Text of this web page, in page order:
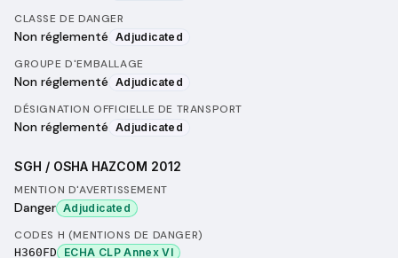
CLASSE DE DANGER
Non réglementé Adjudicated
GROUPE D'EMBALLAGE
Non réglementé Adjudicated
DÉSIGNATION OFFICIELLE DE TRANSPORT
Non réglementé Adjudicated
SGH / OSHA HAZCOM 2012
MENTION D'AVERTISSEMENT
Danger Adjudicated
CODES H (MENTIONS DE DANGER)
H360FD ECHA CLP Annex VI